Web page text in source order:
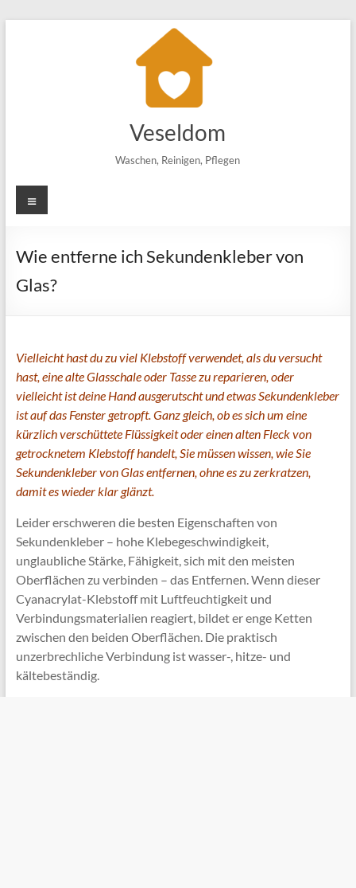
Veseldom
Waschen, Reinigen, Pflegen
Menü
Wie entferne ich Sekundenkleber von
Glas?
Vielleicht hast du zu viel Klebstoff verwendet, als du versucht
hast, eine alte Glasschale oder Tasse zu reparieren, oder
vielleicht ist deine Hand ausgerutscht und etwas Sekundenkleber
ist auf das Fenster getropft. Ganz gleich, ob es sich um eine
kürzlich verschüttete Flüssigkeit oder einen alten Fleck von
getrocknetem Klebstoff handelt, Sie müssen wissen, wie Sie
Sekundenkleber von Glas entfernen, ohne es zu zerkratzen,
damit es wieder klar glänzt.
Leider erschweren die besten Eigenschaften von
Sekundenkleber – hohe Klebegeschwindigkeit,
unglaubliche Stärke, Fähigkeit, sich mit den meisten
Oberflächen zu verbinden – das Entfernen. Wenn dieser
Cyanacrylat-Klebstoff mit Luftfeuchtigkeit und
Verbindungsmaterialien reagiert, bildet er enge Ketten
zwischen den beiden Oberflächen. Die praktisch
unzerbrechliche Verbindung ist wasser-, hitze- und
kältebeständig.